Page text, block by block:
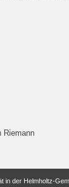
Riemann
in der Helmholtz-